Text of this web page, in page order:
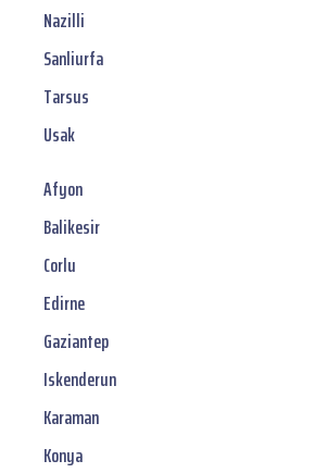
Nazilli
Sanliurfa
Tarsus
Usak
Afyon
Balikesir
Corlu
Edirne
Gaziantep
Iskenderun
Karaman
Konya